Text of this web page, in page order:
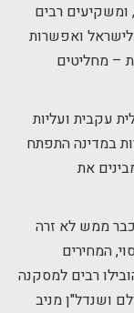
ומשקיעים רבים
ואפשרות
– מחליטים
עקבית ועליות
במדינה התפתח
את
כבר ממש לא זרה
המחירים
רבים למסקנה
ושנדל"ן מניב